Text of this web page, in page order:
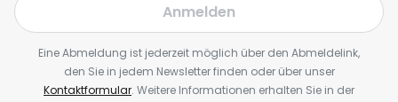
Anmelden
Eine Abmeldung ist jederzeit möglich über den Abmeldelink,
den Sie in jedem Newsletter finden oder über unser
Kontaktformular. Weitere Informationen erhalten Sie in der